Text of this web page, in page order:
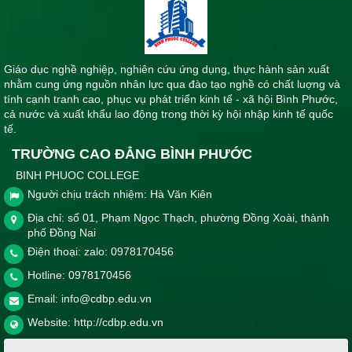
Giáo dục nghề nghiệp, nghiên cứu ứng dụng, thực hành sản xuất
nhằm cung ứng nguồn nhân lực qua đào tạo nghề có chất luợng và
tính cạnh tranh cao, phục vụ phát triển kinh tế - xã hội Bình Phước,
cả nước và xuất khẩu lao động trong thời kỳ hội nhập kinh tế quốc
tế.
TRƯỜNG CAO ĐẲNG BÌNH PHƯỚC
BINH PHUOC COLLEGE
Người chịu trách nhiệm: Hà Văn Kiên
Địa chỉ: số 01, Phạm Ngọc Thạch, phường Đồng Xoài, thành
phố Đồng Nai
Điện thoại: zalo: 0978170456
Hotline: 0978170456
Email: info@cdbp.edu.vn
Website: http://cdbp.edu.vn